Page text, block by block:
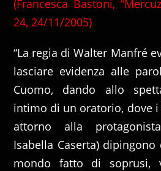
(Francesca Bastoni,
24, 24/11/2005)
“La regia di Walter Manfré
lasciare evidenza alle
Cuomo, dando allo
intimo di un oratorio, dove
attorno alla
Isabella Caserta)
mondo fatto di soprusi,